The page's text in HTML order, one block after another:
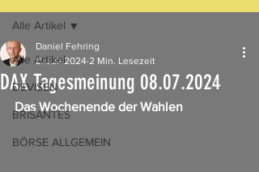
Alle Artikel
DEVISEN
BRISANTES
BÖRSE ALLGEMEIN
Alle Artikel
DAX Tagesmeinung 08.07.2024
Daniel Fehring
8. Juli 2024 2 Min. Lesezeit
Das Wochenende der Wahlen